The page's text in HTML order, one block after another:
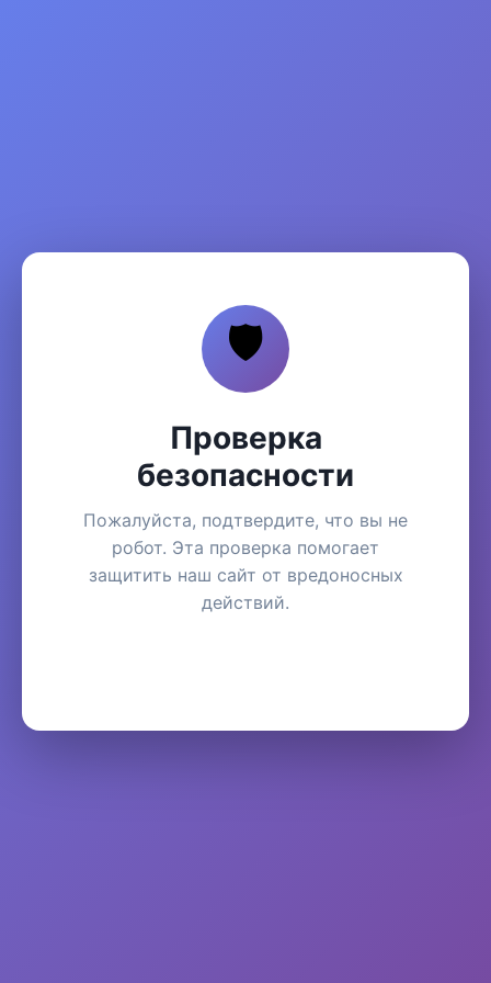
🛡️
Проверка
безопасности
Пожалуйста, подтвердите, что вы не
робот. Эта проверка помогает
защитить наш сайт от вредоносных
действий.